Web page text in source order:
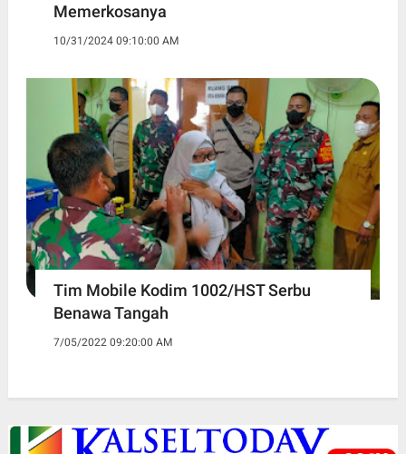
Memerkosanya
10/31/2024 09:10:00 AM
Tim Mobile Kodim 1002/HST Serbu
Benawa Tangah
7/05/2022 09:20:00 AM